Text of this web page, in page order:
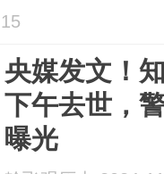
央媒发文！
下午去世，
曝光